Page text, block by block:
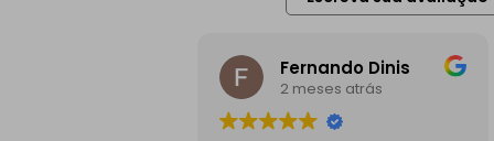
Fernando Dinis
2 meses atrás